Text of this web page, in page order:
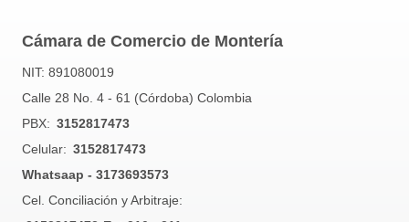
Cámara de Comercio de Montería
NIT: 891080019
Calle 28 No. 4 - 61 (Córdoba) Colombia
PBX: 3152817473
Celular: 3152817473
Whatsaap - 3173693573
Cel. Conciliación y Arbitraje: